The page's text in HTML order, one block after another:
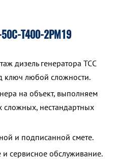
Т400-2РМ19
дизель генератора ТСС
любой сложности.
на объект, выполняем
сложных, нестандартных
и подписанной смете.
сервисное обслуживание.